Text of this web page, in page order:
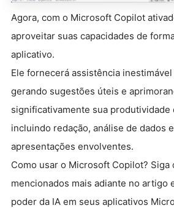
Agora, com o Microsoft Copilot
aproveitar suas capacidades de
aplicativo.
Ele fornecerá assistência
gerando sugestões úteis e
significativamente sua produtividade
incluindo redação, análise de dados
apresentações envolventes.
Como usar o Microsoft Copilot? Siga
mencionados mais adiante no artigo
poder da IA em seus aplicativos